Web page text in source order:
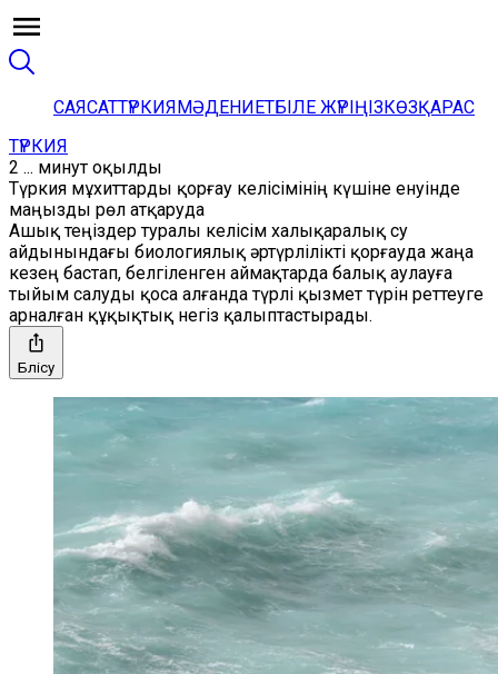
САЯСАТТҮРКИЯМӘДЕНИЕТБІЛЕ ЖҮРІҢІЗКӨЗҚАРАС
ТҮРКИЯ
2 ... минут оқылды
Түркия мұхиттарды қорғау келісімінің күшіне енуінде
маңызды рөл атқаруда
Ашық теңіздер туралы келісім халықаралық су
айдынындағы биологиялық әртүрлілікті қорғауда жаңа
кезең бастап, белгіленген аймақтарда балық аулауға
тыйым салуды қоса алғанда түрлі қызмет түрін реттеуге
арналған құқықтық негіз қалыптастырады.
Бөлісу